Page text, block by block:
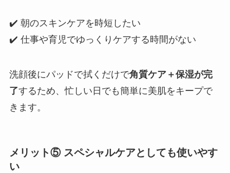
✔️ 朝のスキンケアを時短したい
✔️ 仕事や育児でゆっくりケアする時間がない
洗顔後にパッドで拭くだけで角質ケア＋保湿が完
了するため、忙しい日でも簡単に美肌をキープで
きます。
メリット⑤ スペシャルケアとしても使いやす
い